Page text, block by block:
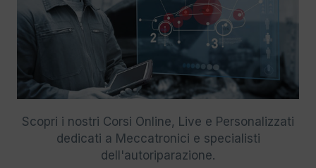
Scopri i nostri Corsi Online, Live e Personalizzati
dedicati a Meccatronici e specialisti
dell'autoriparazione.